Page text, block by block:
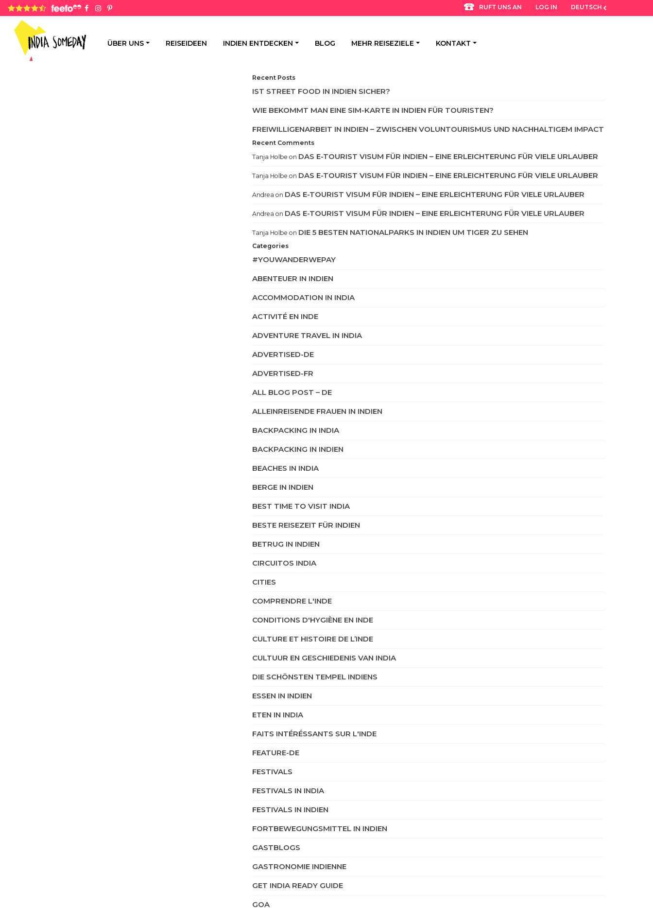
4.8 rating based on 1,234 ratings RUFT UNS AN LOG IN DEUTSCH
ÜBER UNS REISEIDEEN INDIEN ENTDECKEN BLOG MEHR REISEZIELE KONTAKT
Recent Posts
IST STREET FOOD IN INDIEN SICHER?
WIE BEKOMMT MAN EINE SIM-KARTE IN INDIEN FÜR TOURISTEN?
FREIWILLIGENARBEIT IN INDIEN – ZWISCHEN VOLUNTOURISMUS UND NACHHALTIGEM IMPACT
Recent Comments
Tanja Holbe on DAS E-TOURIST VISUM FÜR INDIEN – EINE ERLEICHTERUNG FÜR VIELE URLAUBER
Tanja Holbe on DAS E-TOURIST VISUM FÜR INDIEN – EINE ERLEICHTERUNG FÜR VIELE URLAUBER
Andrea on DAS E-TOURIST VISUM FÜR INDIEN – EINE ERLEICHTERUNG FÜR VIELE URLAUBER
Andrea on DAS E-TOURIST VISUM FÜR INDIEN – EINE ERLEICHTERUNG FÜR VIELE URLAUBER
Tanja Holbe on DIE 5 BESTEN NATIONALPARKS IN INDIEN UM TIGER ZU SEHEN
Categories
#YOUWANDERWEPAY
ABENTEUER IN INDIEN
ACCOMMODATION IN INDIA
ACTIVITÉ EN INDE
ADVENTURE TRAVEL IN INDIA
ADVERTISED-DE
ADVERTISED-FR
ALL BLOG POST – DE
ALLEINREISENDE FRAUEN IN INDIEN
BACKPACKING IN INDIA
BACKPACKING IN INDIEN
BEACHES IN INDIA
BERGE IN INDIEN
BEST TIME TO VISIT INDIA
BESTE REISEZEIT FÜR INDIEN
BETRUG IN INDIEN
CIRCUITOS INDIA
CITIES
COMPRENDRE L'INDE
CONDITIONS D'HYGIÈNE EN INDE
CULTURE ET HISTOIRE DE L’INDE
CULTUUR EN GESCHIEDENIS VAN INDIA
DIE SCHÖNSTEN TEMPEL INDIENS
ESSEN IN INDIEN
ETEN IN INDIA
FAITS INTÉRÉSSANTS SUR L'INDE
FEATURE-DE
FESTIVALS
FESTIVALS IN INDIA
FESTIVALS IN INDIEN
FORTBEWEGUNGSMITTEL IN INDIEN
GASTBLOGS
GASTRONOMIE INDIENNE
GET INDIA READY GUIDE
GOA